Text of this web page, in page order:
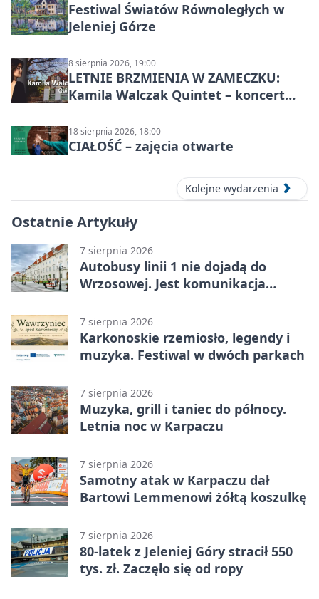
Festiwal Światów Równoległych w
Jeleniej Górze
8 sierpnia 2026, 19:00
LETNIE BRZMIENIA W ZAMECZKU:
Kamila Walczak Quintet – koncert
18 sierpnia 2026, 18:00
CIAŁOŚĆ – zajęcia otwarte
Kolejne wydarzenia
Ostatnie Artykuły
7 sierpnia 2026
Autobusy linii 1 nie dojadą do
Wrzosowej. Jest komunikacja
7 sierpnia 2026
Karkonoskie rzemiosło, legendy i
muzyka. Festiwal w dwóch parkach
7 sierpnia 2026
Muzyka, grill i taniec do północy.
Letnia noc w Karpaczu
7 sierpnia 2026
Samotny atak w Karpaczu dał
Bartowi Lemmenowi żółtą koszulkę
7 sierpnia 2026
80-latek z Jeleniej Góry stracił 550
tys. zł. Zaczęło się od ropy